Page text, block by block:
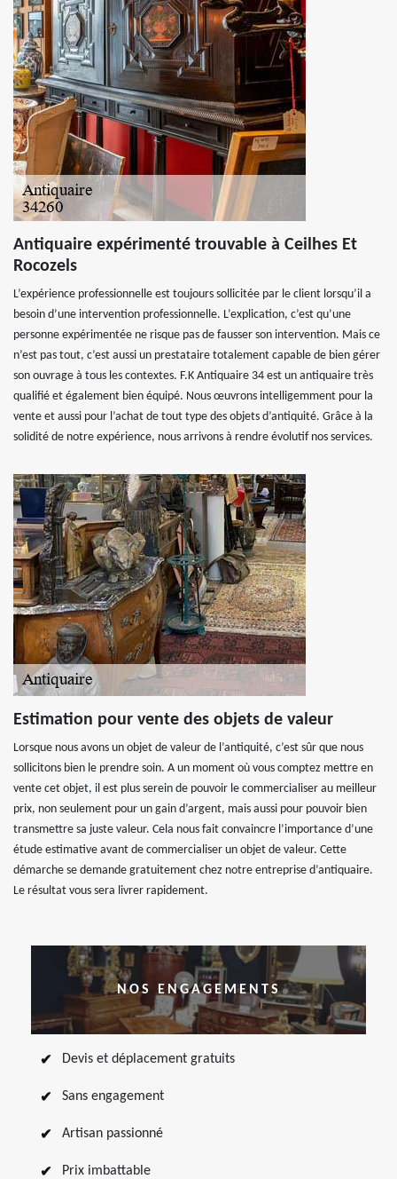
Antiquaire expérimenté trouvable à Ceilhes Et
Rocozels
L’expérience professionnelle est toujours sollicitée par le client lorsqu’il a
besoin d’une intervention professionnelle. L’explication, c’est qu’une
personne expérimentée ne risque pas de fausser son intervention. Mais ce
n’est pas tout, c’est aussi un prestataire totalement capable de bien gérer
son ouvrage à tous les contextes. F.K Antiquaire 34 est un antiquaire très
qualifié et également bien équipé. Nous œuvrons intelligemment pour la
vente et aussi pour l’achat de tout type des objets d’antiquité. Grâce à la
solidité de notre expérience, nous arrivons à rendre évolutif nos services.
Estimation pour vente des objets de valeur
Lorsque nous avons un objet de valeur de l’antiquité, c’est sûr que nous
sollicitons bien le prendre soin. A un moment où vous comptez mettre en
vente cet objet, il est plus serein de pouvoir le commercialiser au meilleur
prix, non seulement pour un gain d’argent, mais aussi pour pouvoir bien
transmettre sa juste valeur. Cela nous fait convaincre l’importance d’une
étude estimative avant de commercialiser un objet de valeur. Cette
démarche se demande gratuitement chez notre entreprise d’antiquaire.
Le résultat vous sera livrer rapidement.
NOS ENGAGEMENTS
Devis et déplacement gratuits
Sans engagement
Artisan passionné
Prix imbattable